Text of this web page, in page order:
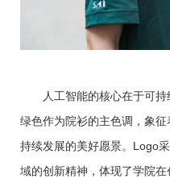
人工智能的核心在于可
绿色作为院衫的主色调，象
持续发展的美好愿景。Logo
域的创新精神，体现了学院